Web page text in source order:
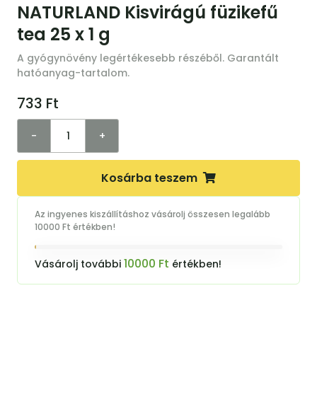
NATURLAND Kisvirágú füzikefű
tea 25 x 1 g
A gyógynövény legértékesebb részéből. Garantált
hatóanyag-tartalom.
733 Ft
- +
Kosárba teszem
Az ingyenes kiszállításhoz vásárolj összesen legalább
10000 Ft értékben!
Vásárolj további 10000 Ft értékben!